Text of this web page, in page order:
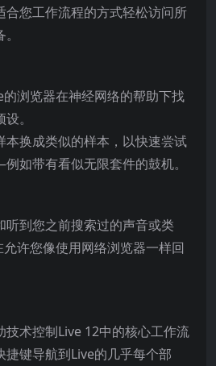
合您工作流程的方式轻松访问所
浏览器在神经网络的帮助下找
。
本换成类似的样本，以快速尝试
如带有看似无限套件的鼓机。
听到您之前搜索过的声音或类
许您像使用网络浏览器一样回
技术控制Live 12中的核心工作流
捷键导航到Live的几乎每个部